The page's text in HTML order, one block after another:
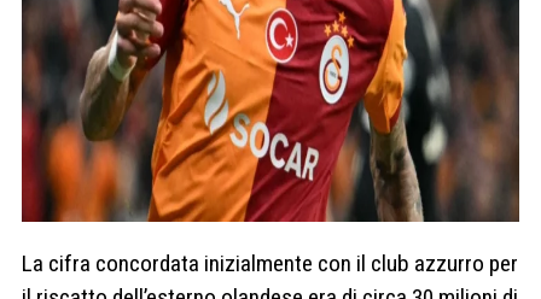
La cifra concordata inizialmente con il club azzurro per